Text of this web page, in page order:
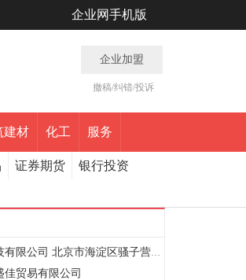
企业网手机版
企业加盟
撤稿/纠错/投诉
建材 化工 服务
证券期货 银行投资
北京钦利科技有限公司 北京市海淀区骚子营1号院3号楼218室
佳贸易有限公司